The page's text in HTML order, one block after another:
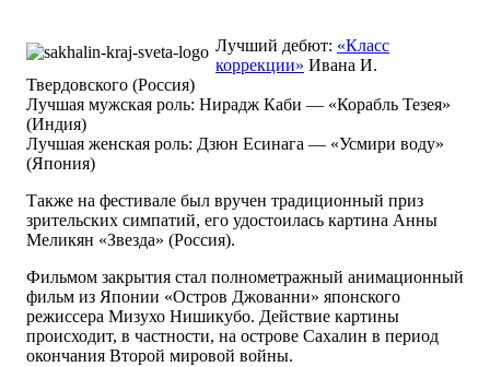
Лучший дебют: «Класс
коррекции» Ивана И.
Твердовского (Россия)
Лучшая мужская роль: Нирадж Каби — «Корабль Тезея»
(Индия)
Лучшая женская роль: Дзюн Есинага — «Усмири воду»
(Япония)
Также на фестивале был вручен традиционный приз
зрительских симпатий, его удостоилась картина Анны
Меликян «Звезда» (Россия).
Фильмом закрытия стал полнометражный анимационный
фильм из Японии «Остров Джованни» японского
режиссера Мизухо Нишикубо. Действие картины
происходит, в частности, на острове Сахалин в период
окончания Второй мировой войны.